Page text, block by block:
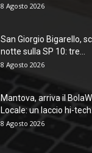
8 Agosto 2026
San Giorgio Bigarello,
notte sulla SP 10: tre...
8 Agosto 2026
Mantova, arriva il
Locale: un laccio hi-tech...
8 Agosto 2026